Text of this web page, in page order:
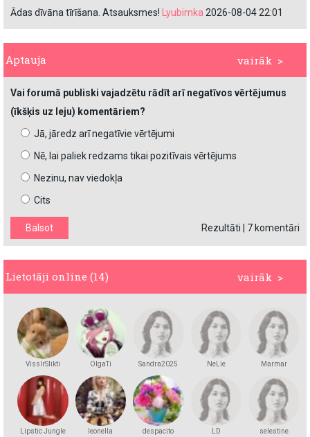
Ādas dīvāna tīrīšana. Atsauksmes! Lyubimka 2026-08-04 22:01
vairāk >
Aptauja
Vai forumā publiski vajadzētu rādīt arī negatīvos vērtējumus
(īkšķis uz leju) komentāriem?
Jā, jāredz arī negatīvie vērtējumi
Nē, lai paliek redzams tikai pozitīvais vērtējums
Nezinu, nav viedokļa
Cits
Rezultāti 7 komentāri
vairāk >
Lietotāji online (14)
VissIrSlikti OlgaTi Sandra2025 NeLie Marmar
Lipstic Jungle leonella despacito LD selestine